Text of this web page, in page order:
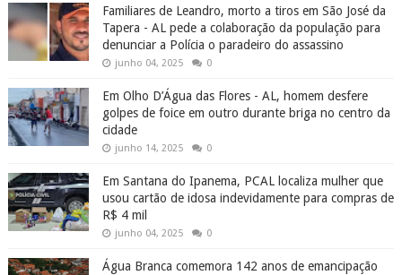
Familiares de Leandro, morto a tiros em São José da
Tapera - AL pede a colaboração da população para
denunciar a Polícia o paradeiro do assassino
junho 04, 2025 0
Em Olho D’Água das Flores - AL, homem desfere
golpes de foice em outro durante briga no centro da
cidade
junho 14, 2025 0
Em Santana do Ipanema, PCAL localiza mulher que
usou cartão de idosa indevidamente para compras de
R$ 4 mil
junho 04, 2025 0
Água Branca comemora 142 anos de emancipação